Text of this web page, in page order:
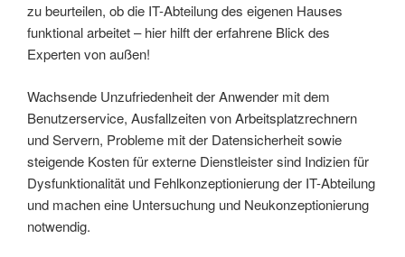
zu beurteilen, ob die IT-Abteilung des eigenen Hauses
funktional arbeitet – hier hilft der erfahrene Blick des
Experten von außen!
Wachsende Unzufriedenheit der Anwender mit dem
Benutzerservice, Ausfallzeiten von Arbeitsplatzrechnern
und Servern, Probleme mit der Datensicherheit sowie
steigende Kosten für externe Dienstleister sind Indizien für
Dysfunktionalität und Fehlkonzeptionierung der IT-Abteilung
und machen eine Untersuchung und Neukonzeptionierung
notwendig.